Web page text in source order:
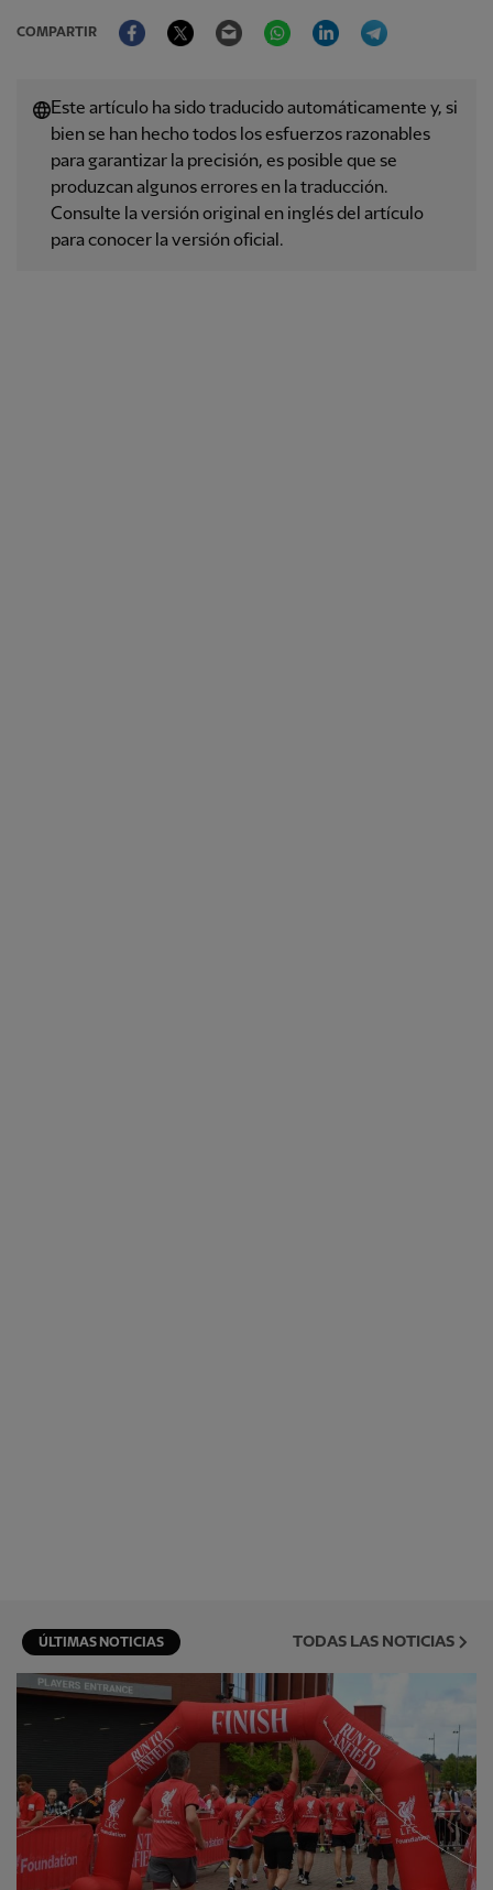
COMPARTIR
FacebookTwitter Email WhatsAppLinkedIn
Este artículo ha sido traducido automáticamente y, si
bien se han hecho todos los esfuerzos razonables
para garantizar la precisión, es posible que se
produzcan algunos errores en la traducción.
Consulte la versión original en inglés del artículo
para conocer la versión oficial.
ÚLTIMAS NOTICIAS TODAS LAS NOTICIAS